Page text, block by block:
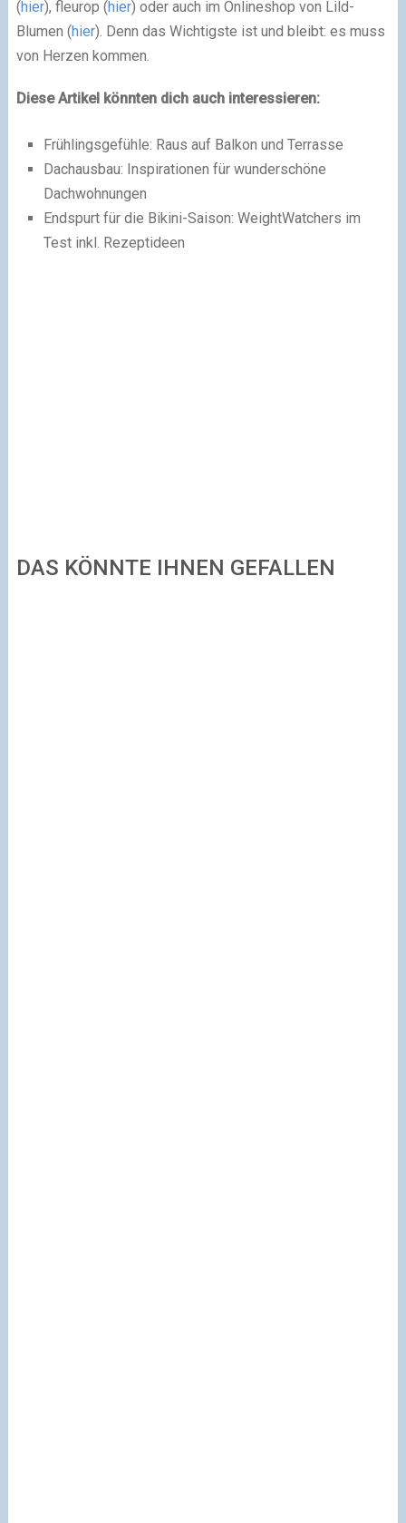
(hier), fleurop (hier) oder auch im Onlineshop von Lild-
Blumen (hier). Denn das Wichtigste ist und bleibt: es muss
von Herzen kommen.
Diese Artikel könnten dich auch interessieren:
Frühlingsgefühle: Raus auf Balkon und Terrasse
Dachausbau: Inspirationen für wunderschöne
Dachwohnungen
Endspurt für die Bikini-Saison: WeightWatchers im
Test inkl. Rezeptideen
DAS KÖNNTE IHNEN GEFALLEN